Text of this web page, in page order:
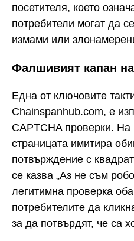
посетителя, което
потребители могат да
измами или
Фалшивият капан на
Една от ключовите
Chainspanhub.com, е
CAPTCHA проверки. На
страницата имитира
потвърждение с
се казва „Аз не съм
легитимна проверка
потребителите да
за да потвърдят, че са